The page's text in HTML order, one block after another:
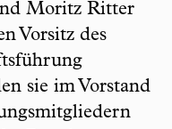
Moritz Ritter
Vorsitz des
sie im Vorstand